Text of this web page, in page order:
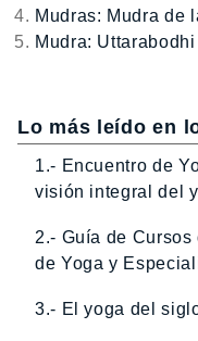
Mudras: Mudra de
Mudra:
Lo más leído en
1.- Encuentro de
visión integral del
2.- Guía de
de Yoga y
3.- El yoga del